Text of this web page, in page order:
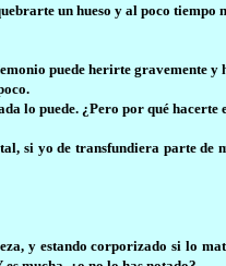
un hueso y al poco
puede herirte gravemente y
lo puede. ¿Pero por qué hacerte
si yo de transfundiera parte de
y estando corporizado si lo